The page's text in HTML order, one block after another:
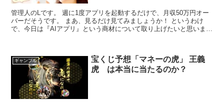
管理人のLです。 週に1度アプリを起動するだけで、月収50万円オー
バーだそうです。 まあ、見るだけ見てみましょうか！ というわけ
で、今日は『AIアプリ』という商材について取り上げたいと思いま
ギャンブル
宝くじ予想「マネーの虎」 王義
虎 は本当に当たるのか？